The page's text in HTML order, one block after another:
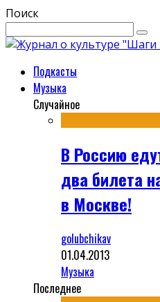
Поиск
Подкасты
Музыка
Случайное
В Россию
два билета
в Москве!
golubchikav
01.04.2013
Музыка
Последнее